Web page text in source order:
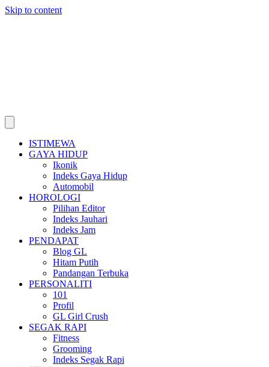
Skip to content
ISTIMEWA
GAYA HIDUP
Ikonik
Indeks Gaya Hidup
Automobil
HOROLOGI
Pilihan Editor
Indeks Jauhari
Indeks Jam
PENDAPAT
Blog GL
Hitam Putih
Pandangan Terbuka
PERSONALITI
101
Profil
GL Girl Crush
SEGAK RAPI
Fitness
Grooming
Indeks Segak Rapi